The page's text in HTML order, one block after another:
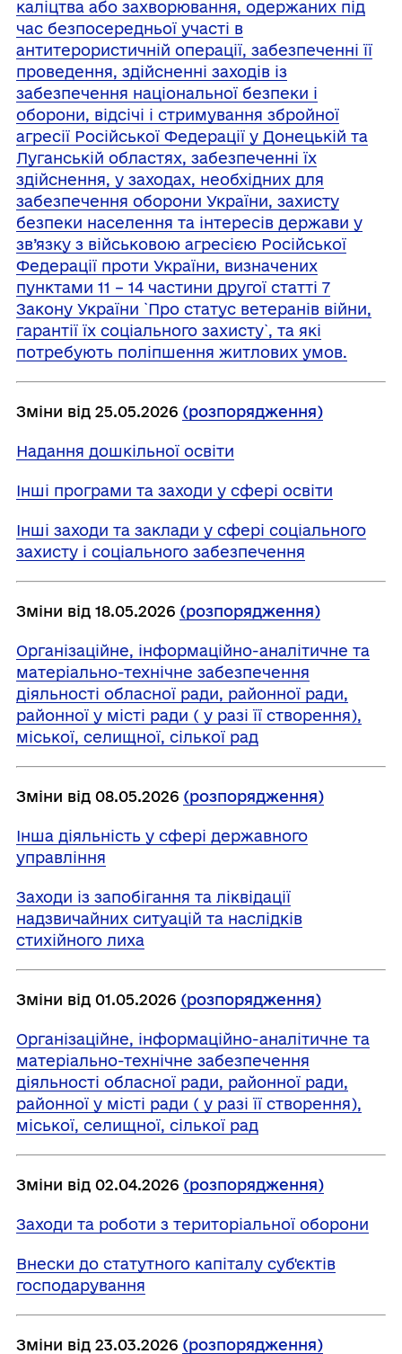
каліцтва або захворювання, одержаних під
час безпосередньої участі в
антитерористичній операції, забезпеченні її
проведення, здійсненні заходів із
забезпечення національної безпеки і
оборони, відсічі і стримування збройної
агресії Російської Федерації у Донецькій та
Луганській областях, забезпеченні їх
здійснення, у заходах, необхідних для
забезпечення оборони України, захисту
безпеки населення та інтересів держави у
зв’язку з військовою агресією Російської
Федерації проти України, визначених
пунктами 11 – 14 частини другої статті 7
Закону України `Про статус ветеранів війни,
гарантії їх соціального захисту`, та які
потребують поліпшення житлових умов.
Зміни від 25.05.2026 (розпорядження)
Надання дошкільної освіти
Інші програми та заходи у сфері освіти
Інші заходи та заклади у сфері соціального
захисту і соціального забезпечення
Зміни від 18.05.2026 (розпорядження)
Організаційне, інформаційно-аналітичне та
матеріально-технічне забезпечення
діяльності обласної ради, районної ради,
районної у місті ради ( у разі її створення),
міської, селищної, сілької рад
Зміни від 08.05.2026 (розпорядження)
Інша діяльність у сфері державного
управління
Заходи із запобігання та ліквідації
надзвичайних ситуацій та наслідків
стихійного лиха
Зміни від 01.05.2026 (розпорядження)
Організаційне, інформаційно-аналітичне та
матеріально-технічне забезпечення
діяльності обласної ради, районної ради,
районної у місті ради ( у разі її створення),
міської, селищної, сілької рад
Зміни від 02.04.2026 (розпорядження)
Заходи та роботи з територіальної оборони
Внески до статутного капіталу суб'єктів
господарування
Зміни від 23.03.2026 (розпорядження)